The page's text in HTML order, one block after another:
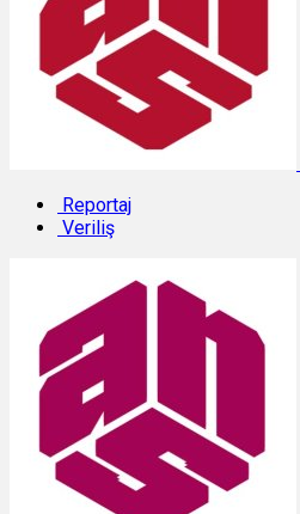
Reportaj
Veriliş